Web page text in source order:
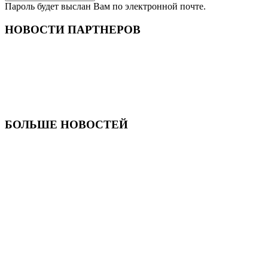
Пароль будет выслан Вам по электронной почте.
НОВОСТИ ПАРТНЕРОВ
БОЛЬШЕ НОВОСТЕЙ